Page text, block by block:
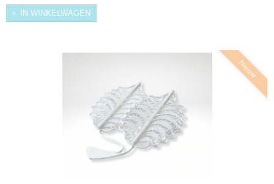
IN WINKELWAGEN
Nieuw